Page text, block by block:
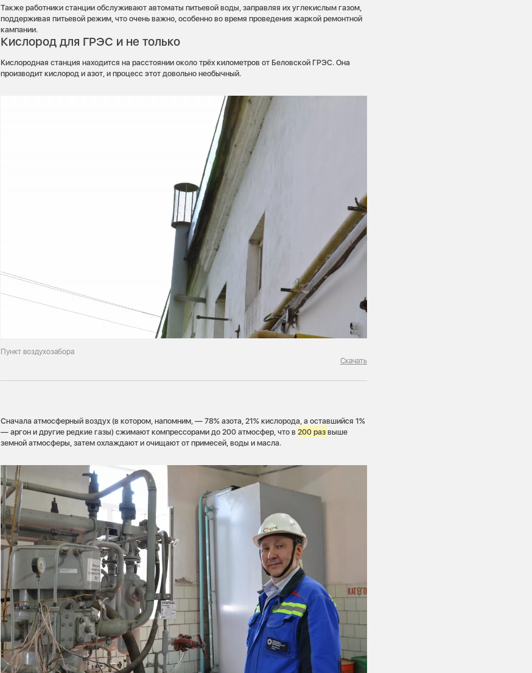
Также работники станции обслуживают автоматы питьевой воды, заправляя их углекислым газом,
поддерживая питьевой режим, что очень важно, особенно во время проведения жаркой ремонтной
кампании.
Кислород для ГРЭС и не только
Кислородная станция находится на расстоянии около трёх километров от Беловской ГРЭС. Она
производит кислород и азот, и процесс этот довольно необычный.
Пункт воздухозабора
Скачать
Сначала атмосферный воздух (в котором, напомним, — 78% азота, 21% кислорода, а оставшийся 1%
— аргон и другие редкие газы) сжимают компрессорами до 200 атмосфер, что в200 развыше
земной атмосферы, затем охлаждают и очищают от примесей, воды и масла.